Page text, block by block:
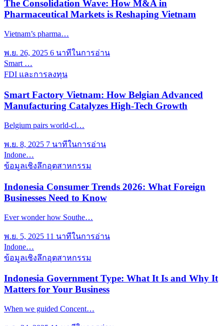
The Consolidation Wave: How M&A in
Pharmaceutical Markets is Reshaping Vietnam
Vietnam’s pharma…
พ.ย. 26, 2025 6 นาทีในการอ่าน
Smart …
FDI และการลงทุน
Smart Factory Vietnam: How Belgian Advanced
Manufacturing Catalyzes High-Tech Growth
Belgium pairs world-cl…
พ.ย. 8, 2025 7 นาทีในการอ่าน
Indone…
ข้อมูลเชิงลึกอุตสาหกรรม
Indonesia Consumer Trends 2026: What Foreign
Businesses Need to Know
Ever wonder how Southe…
พ.ย. 5, 2025 11 นาทีในการอ่าน
Indone…
ข้อมูลเชิงลึกอุตสาหกรรม
Indonesia Government Type: What It Is and Why It
Matters for Your Business
When we guided Concent…